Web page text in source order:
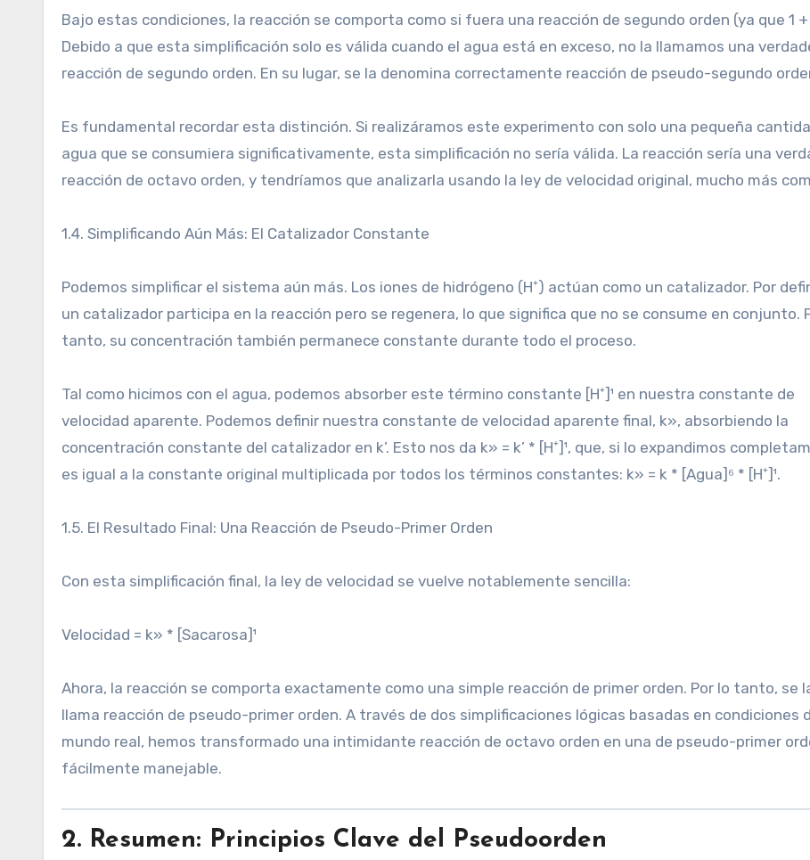
Bajo estas condiciones, la reacción se comporta como si fuera una reacción de segundo orden (ya que 1 +
Debido a que esta simplificación solo es válida cuando el agua está en exceso, no la llamamos una
reacción de segundo orden. En su lugar, se la denomina correctamente reacción de pseudo-segundo
Es fundamental recordar esta distinción. Si realizáramos este experimento con solo una pequeña
agua que se consumiera significativamente, esta simplificación no sería válida. La reacción sería una
reacción de octavo orden, y tendríamos que analizarla usando la ley de velocidad original, mucho más
1.4. Simplificando Aún Más: El Catalizador Constante
Podemos simplificar el sistema aún más. Los iones de hidrógeno (H⁺) actúan como un catalizador. Por
un catalizador participa en la reacción pero se regenera, lo que significa que no se consume en conjunto.
tanto, su concentración también permanece constante durante todo el proceso.
Tal como hicimos con el agua, podemos absorber este término constante [H⁺]¹ en nuestra constante de
velocidad aparente. Podemos definir nuestra constante de velocidad aparente final, k», absorbiendo la
concentración constante del catalizador en k’. Esto nos da k» = k’ * [H⁺]¹, que, si lo expandimos
es igual a la constante original multiplicada por todos los términos constantes: k» = k * [Agua]⁶ * [H⁺]¹.
1.5. El Resultado Final: Una Reacción de Pseudo-Primer Orden
Con esta simplificación final, la ley de velocidad se vuelve notablemente sencilla:
Velocidad = k» * [Sacarosa]¹
Ahora, la reacción se comporta exactamente como una simple reacción de primer orden. Por lo tanto, se
llama reacción de pseudo-primer orden. A través de dos simplificaciones lógicas basadas en condiciones
mundo real, hemos transformado una intimidante reacción de octavo orden en una de pseudo-primer
fácilmente manejable.
2. Resumen: Principios Clave del Pseudoorden